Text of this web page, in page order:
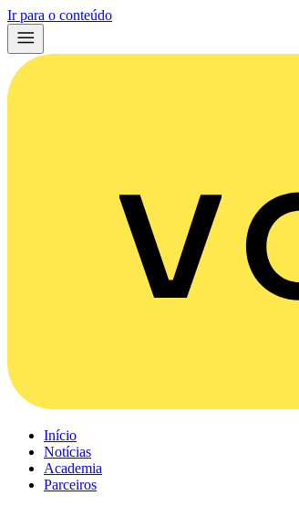
Ir para o conteúdo
Início
Notícias
Academia
Parceiros